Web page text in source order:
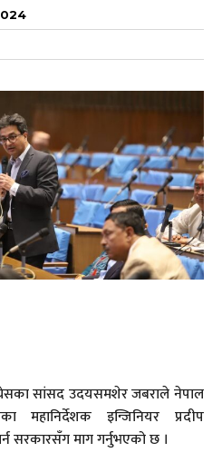
सांसद उदयसमशेर जबराले नेपाल
महानिर्देशक इन्जिनियर प्रदीप
सरकारसँग माग गर्नुभएको छ ।